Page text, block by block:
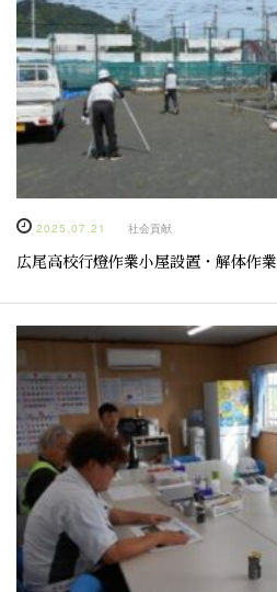
2025.07.21 社会貢献
広尾高校行燈作業小屋設置・解体作業